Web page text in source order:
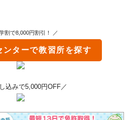
割で8,000円割引！ ／
ンターで教習所を探す
込みで5,000円OFF／